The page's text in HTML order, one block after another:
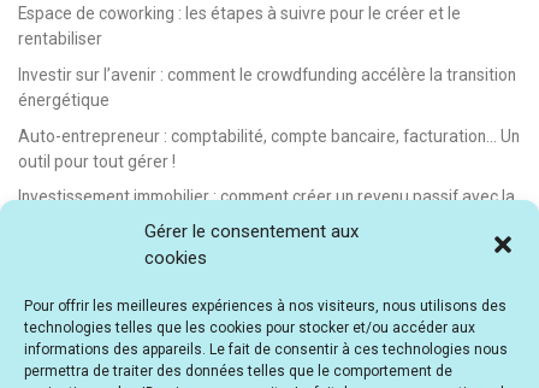
Gérer le consentement aux
cookies
Pour offrir les meilleures expériences à nos visiteurs, nous utilisons des
technologies telles que les cookies pour stocker et/ou accéder aux
informations des appareils. Le fait de consentir à ces technologies nous
permettra de traiter des données telles que le comportement de
Espace de coworking : les étapes à suivre pour le créer et le
rentabiliser
Investir sur l’avenir : comment le crowdfunding accélère la transition
énergétique
Auto-entrepreneur : comptabilité, compte bancaire, facturation… Un
outil pour tout gérer !
Investissement immobilier : comment créer un revenu passif avec la
location saisonnière
E-learning : les meilleurs LMS gratuits et payants pour créer et
Idée de business en ligne automatisé : vendre des formations en e-
learning
E-learning : comment créer et vendre des cours en ligne facilement